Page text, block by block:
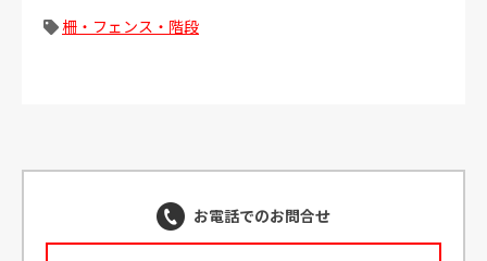
柵・フェンス・階段
お電話でのお問合せ